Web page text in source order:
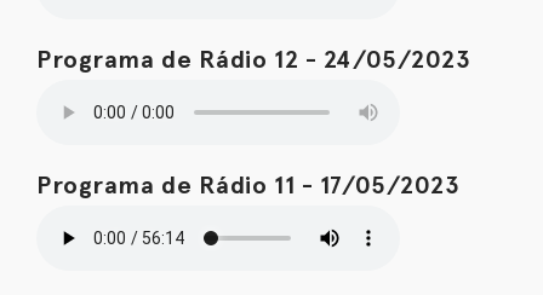
Programa de Rádio 12 - 24/05/2023
Programa de Rádio 11 - 17/05/2023